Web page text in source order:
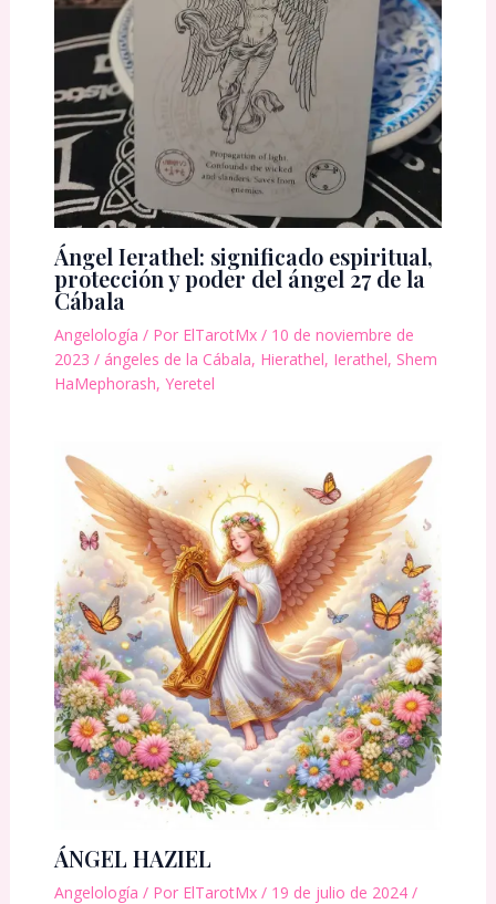
Ángel Ierathel: significado espiritual,
protección y poder del ángel 27 de la
Cábala
Angelología / Por ElTarotMx / 10 de noviembre de
2023 / ángeles de la Cábala, Hierathel, Ierathel, Shem
HaMephorash, Yeretel
ÁNGEL HAZIEL
Angelología / Por ElTarotMx / 19 de julio de 2024 /